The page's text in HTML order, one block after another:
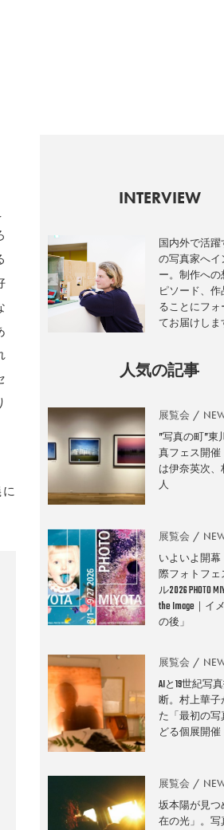
INTERVIEW
国内外で活躍
の写真家へイ
ー。制作への
ピソード、作
ることにフォ
てお届けしま
人気の記事
展覧会
”写真の町”東
真フェス開催
は伊奈英次、
人
展覧会
いよいよ開幕
際フォトフ
ル2026 PHOTO
the Image｜イ
の後」
展覧会
AIと19世紀写
断。村上華子
た「最初の写
どる個展開催
展覧会
坂本陽が見つ
在の光」。写